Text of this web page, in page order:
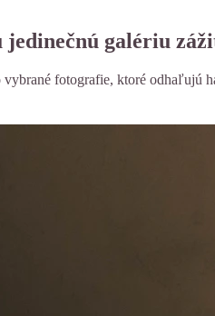
jedinečnú galériu
vybrané fotografie, ktoré odhaľujú